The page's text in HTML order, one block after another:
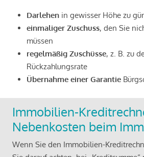
Darlehen in gewisser Höhe zu
einmaliger Zuschuss, den Sie
müssen
regelmäßig Zuschüsse, z. B. zu
Rückzahlungsrate
Übernahme einer Garantie
Immobilien-
Nebenkosten beim
Wenn Sie den Immobilien-